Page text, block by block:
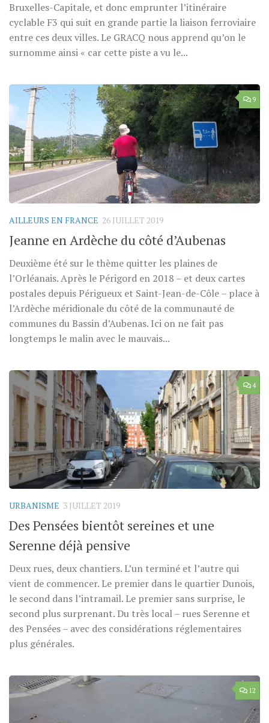
Bruxelles-Capitale, et donc emprunter l’itinéraire
cyclable F3 qui suit en grande partie la liaison ferroviaire
entre ces deux villes. Le GRACQ nous apprend qu’on le
surnomme ainsi « car cette piste a vu le...
9
AILLEURS EN FRANCE 26 JUILLET 2019
Jeanne en Ardèche du côté d’Aubenas
Deuxième été sur le thème quitter les plaines de
l’Orléanais. Après le Périgord en 2018 – et deux cartes
postales depuis Périgueux et Saint-Jean-de-Côle – place à
l’Ardèche méridionale du côté de la communauté de
communes du Bassin d’Aubenas. Ici on ne fait pas
longtemps le malin avec le mauvais...
4
URBANISME 3 JUILLET 2019
Des Pensées bientôt sereines et une
Serenne déjà pensive
Deux rues, deux chantiers. L’un terminé et l’autre qui
vient de commencer. Le premier dans le quartier Dunois,
le second dans l’intramail. Le premier sans surprise, le
second plus surprenant. Du très local – rues Serenne et
des Pensées – avec des considérations réglementaires
plus générales.
12